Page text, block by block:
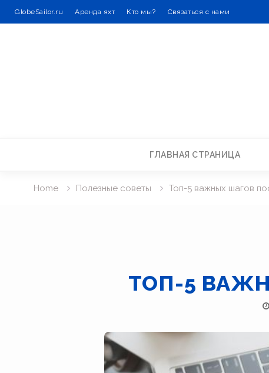
GlobeSailor.ru Аренда яхт Кто мы? Связаться с нами
ГЛАВНАЯ СТРАНИЦА
Home Полезные советы Топ-5 важных шагов
ТОП-5